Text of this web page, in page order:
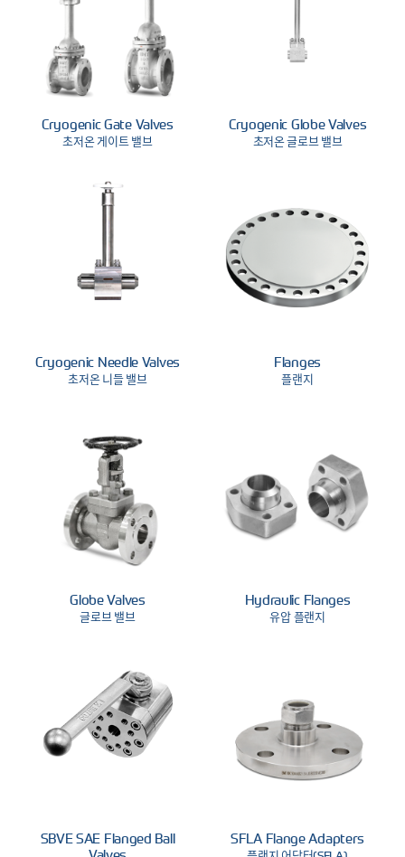
Cryogenic Gate Valves
초저온 게이트 밸브
Cryogenic Globe Valves
초저온 글로브 밸브
Cryogenic Needle Valves
초저온 니들 밸브
Flanges
플랜지
Globe Valves
글로브 밸브
Hydraulic Flanges
유압 플랜지
SBVE SAE Flanged Ball
SFLA Flange Adapters